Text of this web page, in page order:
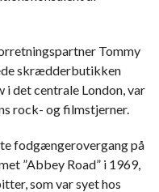
Tommy
skrædderbutikken
i det centrale London, var
rock- og filmstjerner.
fodgængerovergang på
”Abbey Road” i 1969,
som var syet hos